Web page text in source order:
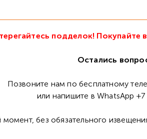
подделок! Покупайте
Остались
Позвоните нам по бесплатному
или напишите в WhatsApp
без обязательного